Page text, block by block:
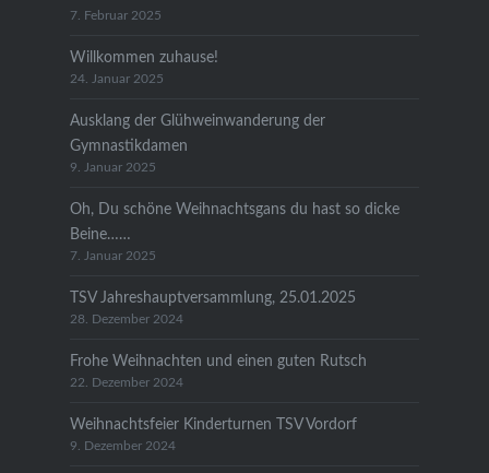
7. Februar 2025
Willkommen zuhause!
24. Januar 2025
Ausklang der Glühweinwanderung der
Gymnastikdamen
9. Januar 2025
Oh, Du schöne Weihnachtsgans du hast so dicke
Beine……
7. Januar 2025
TSV Jahreshauptversammlung, 25.01.2025
28. Dezember 2024
Frohe Weihnachten und einen guten Rutsch
22. Dezember 2024
Weihnachtsfeier Kinderturnen TSV Vordorf
9. Dezember 2024